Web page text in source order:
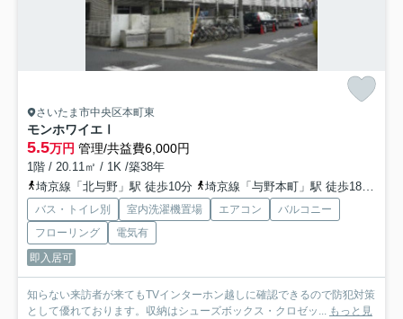
さいたま市中央区本町東
モンホワイエⅠ
5.5万円 管理/共益費6,000円
1階 / 20.11㎡ / 1K /築38年
埼京線「北与野」駅 徒歩10分
埼京線「与野本町」駅 徒歩18分
バス・トイレ別 室内洗濯機置場 エアコン
バルコニー
フローリング
電気有
即入居可
知らない来訪者が来てもTVインターホン越しに確認できるので防犯対策
として優れております。収納はシューズボックス・クロゼッ... もっと見